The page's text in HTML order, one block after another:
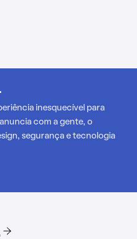
inesquecível para
com a gente, o
segurança e tecnologia